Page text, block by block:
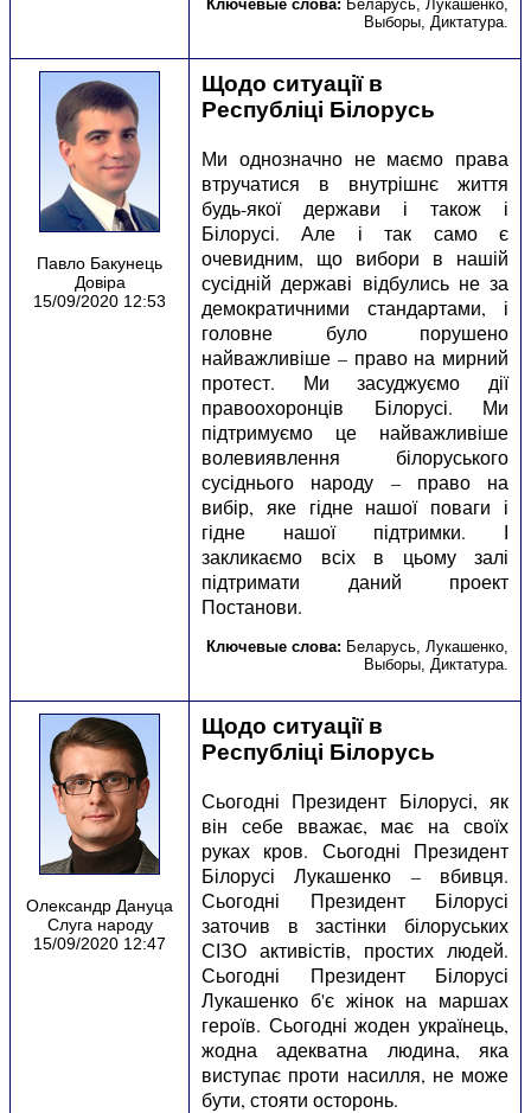
Ключевые слова: Беларусь Лукашенко
Выборы Диктатура
Павло Бакунець
Довіра
15/09/2020 12:53
Щодо ситуації в
Республіці Білорусь
Ми однозначно не маємо права
втручатися в внутрішнє життя
будь-якої держави і також і
Білорусі. Але і так само є
очевидним, що вибори в нашій
сусідній державі відбулись не за
демократичними стандартами, і
головне було порушено
найважливіше – право на мирний
протест. Ми засуджуємо дії
правоохоронців Білорусі. Ми
підтримуємо це найважливіше
волевиявлення білоруського
сусіднього народу – право на
вибір, яке гідне нашої поваги і
гідне нашої підтримки. І
закликаємо всіх в цьому залі
підтримати даний проект
Постанови.
Ключевые слова: Беларусь Лукашенко
Выборы Диктатура
Олександр Дануца
Слуга народу
15/09/2020 12:47
Щодо ситуації в
Республіці Білорусь
Сьогодні Президент Білорусі, як
він себе вважає, має на своїх
руках кров. Сьогодні Президент
Білорусі Лукашенко – вбивця.
Сьогодні Президент Білорусі
заточив в застінки білоруських
СІЗО активістів, простих людей.
Сьогодні Президент Білорусі
Лукашенко б'є жінок на маршах
героїв. Сьогодні жоден українець,
жодна адекватна людина, яка
виступає проти насилля, не може
бути, стояти осторонь.